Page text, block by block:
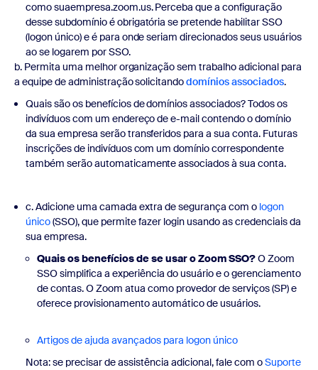
como suaempresa.zoom.us. Perceba que a configuração
desse subdomínio é obrigatória se pretende habilitar SSO
(logon único) e é para onde seriam direcionados seus usuários
ao se logarem por SSO.
b. Permita uma melhor organização sem trabalho adicional para
a equipe de administração solicitandodomínios associados.
Quais são os benefícios de domínios associados? Todos os
indivíduos com um endereço de e-mail contendo o domínio
da sua empresa serão transferidos para a sua conta. Futuras
inscrições de indivíduos com um domínio correspondente
também serão automaticamente associados à sua conta.
c. Adicione uma camada extra de segurança com o logon
único(SSO), que permite fazer login usando as credenciais da
sua empresa.
Quais os benefícios de se usar o Zoom SSO?O Zoom
SSO simplifica a experiência do usuário e o gerenciamento
de contas. O Zoom atua como provedor de serviços (SP) e
oferece provisionamento automático de usuários.
Artigos de ajuda avançados para logon único
Nota: se precisar de assistência adicional, fale com oSuporte